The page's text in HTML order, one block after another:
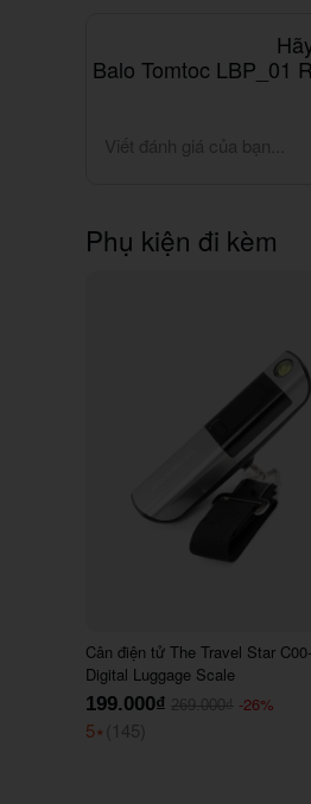
Balo Tomtoc LBP_01
Viết đánh giá của bạn...
Phụ kiện đi kèm
Cân điện tử The Travel Star
Digital Luggage Scale
199.000₫ 269.000₫ -26%
5⭑ (145)